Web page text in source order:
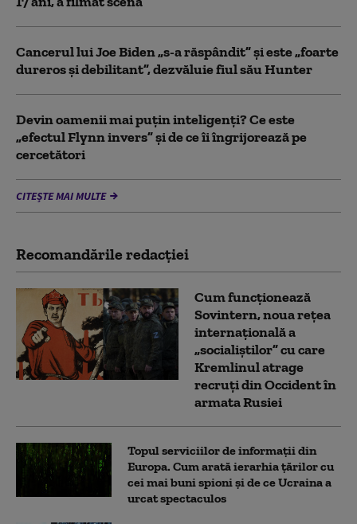
Cancerul lui Joe Biden „s-a răspândit” şi este „foarte
dureros și debilitant”, dezvăluie fiul său Hunter
Devin oamenii mai puțin inteligenți? Ce este
„efectul Flynn invers” și de ce îi îngrijorează pe
cercetători
CITEȘTE MAI MULTE
Recomandările redacţiei
Cum funcționează
Sovintern, noua rețea
internațională a
„socialiștilor” cu care
Kremlinul atrage
recruți din Occident în
armata Rusiei
Topul serviciilor de informații din
Europa. Cum arată ierarhia țărilor cu
cei mai buni spioni și de ce Ucraina a
urcat spectaculos